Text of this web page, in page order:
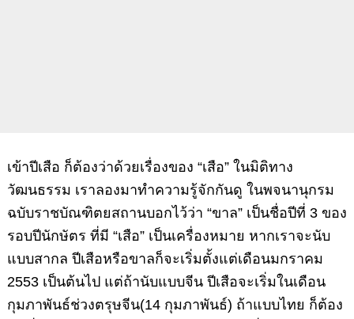
เข้าปีเสือ ก็ต้องว่าด้วยเรื่องของ “เสือ” ในมิติทาง
วัฒนธรรม เราลองมาทำความรู้จักกันดู ในพจนานุกรม
ฉบับราชบัณฑิตยสถานบอกไว้ว่า “ขาล” เป็นชื่อปีที่ 3 ของ
รอบปีนักษัตร ที่มี “เสือ” เป็นเครื่องหมาย หากเราจะนับ
แบบสากล ปีเสือหรือขาลก็จะเริ่มตั้งแต่เดือนมกราคม
2553 เป็นต้นไป แต่ถ้านับแบบจีน ปีเสือจะเริ่มในเดือน
กุมภาพันธ์ช่วงตรุษจีน(14 กุมภาพันธ์) ถ้าแบบไทย ก็ต้อง